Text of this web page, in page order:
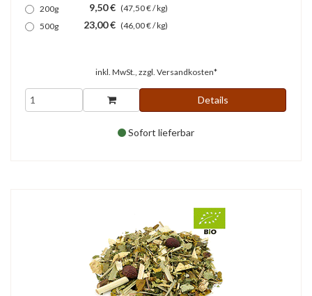
200g
9,50 € (47,50 € / kg)
500g
23,00 € (46,00 € / kg)
inkl. MwSt., zzgl. Versandkosten*
Details
Sofort lieferbar